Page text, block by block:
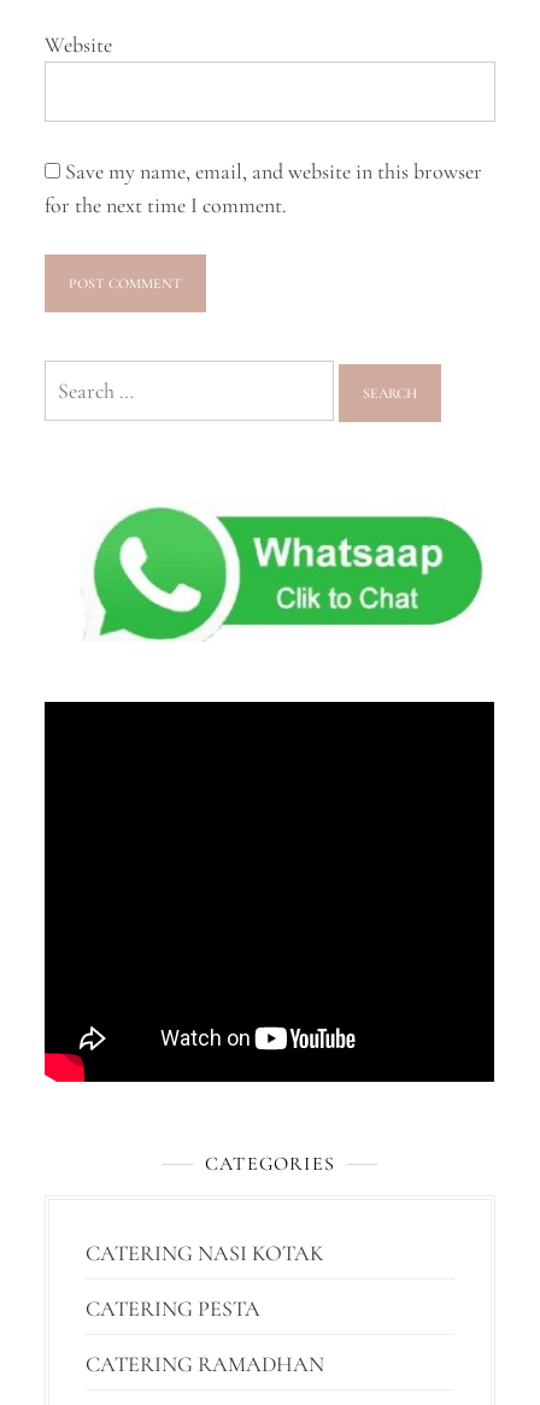
Website
Save my name, email, and website in this browser
for the next time I comment.
CATEGORIES
CATERING NASI KOTAK
CATERING PESTA
CATERING RAMADHAN